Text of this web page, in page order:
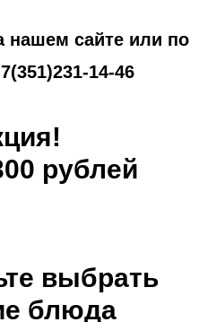
нашем сайте или по
14-46
рублей
выбрать
блюда